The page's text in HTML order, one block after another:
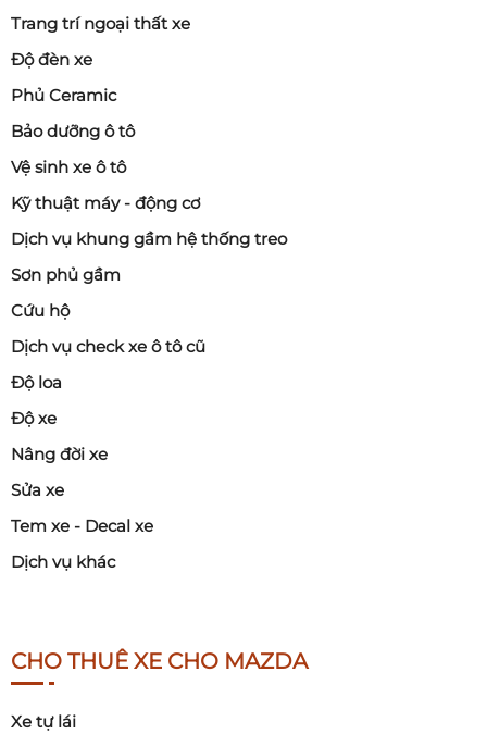
Trang trí ngoại thất xe
Độ đèn xe
Phủ Ceramic
Bảo dưỡng ô tô
Vệ sinh xe ô tô
Kỹ thuật máy - động cơ
Dịch vụ khung gầm hệ thống treo
Sơn phủ gầm
Cứu hộ
Dịch vụ check xe ô tô cũ
Độ loa
Độ xe
Nâng đời xe
Sửa xe
Tem xe - Decal xe
Dịch vụ khác
CHO THUÊ XE CHO MAZDA
Xe tự lái